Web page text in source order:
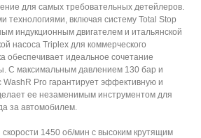
для самых требовательных детейлеров.
включая систему Total Stop
индукционным двигателем и итальянской
насоса Triplex для коммерческого
обеспечивает идеальное сочетание
С максимальным давлением 130 бар и
Pro гарантирует эффективную и
ее незаменимым инструментом для
за автомобилем.
скорости 1450 об/мин с высоким крутящим